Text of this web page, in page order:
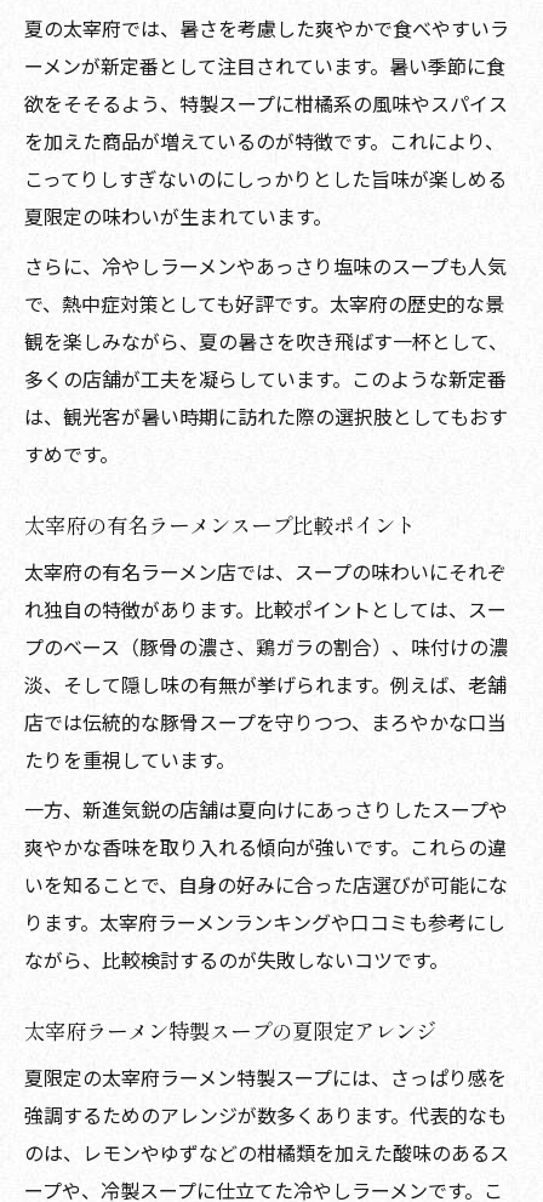
夏の太宰府では、暑さを考慮した爽やかで食べやすいラ
ーメンが新定番として注目されています。暑い季節に食
欲をそそるよう、特製スープに柑橘系の風味やスパイス
を加えた商品が増えているのが特徴です。これにより、
こってりしすぎないのにしっかりとした旨味が楽しめる
夏限定の味わいが生まれています。
さらに、冷やしラーメンやあっさり塩味のスープも人気
で、熱中症対策としても好評です。太宰府の歴史的な景
観を楽しみながら、夏の暑さを吹き飛ばす一杯として、
多くの店舗が工夫を凝らしています。このような新定番
は、観光客が暑い時期に訪れた際の選択肢としてもおす
すめです。
太宰府の有名ラーメンスープ比較ポイント
太宰府の有名ラーメン店では、スープの味わいにそれぞ
れ独自の特徴があります。比較ポイントとしては、スー
プのベース（豚骨の濃さ、鶏ガラの割合）、味付けの濃
淡、そして隠し味の有無が挙げられます。例えば、老舗
店では伝統的な豚骨スープを守りつつ、まろやかな口当
たりを重視しています。
一方、新進気鋭の店舗は夏向けにあっさりしたスープや
爽やかな香味を取り入れる傾向が強いです。これらの違
いを知ることで、自身の好みに合った店選びが可能にな
ります。太宰府ラーメンランキングや口コミも参考にし
ながら、比較検討するのが失敗しないコツです。
太宰府ラーメン特製スープの夏限定アレンジ
夏限定の太宰府ラーメン特製スープには、さっぱり感を
強調するためのアレンジが数多くあります。代表的なも
のは、レモンやゆずなどの柑橘類を加えた酸味のあるス
ープや、冷製スープに仕立てた冷やしラーメンです。こ